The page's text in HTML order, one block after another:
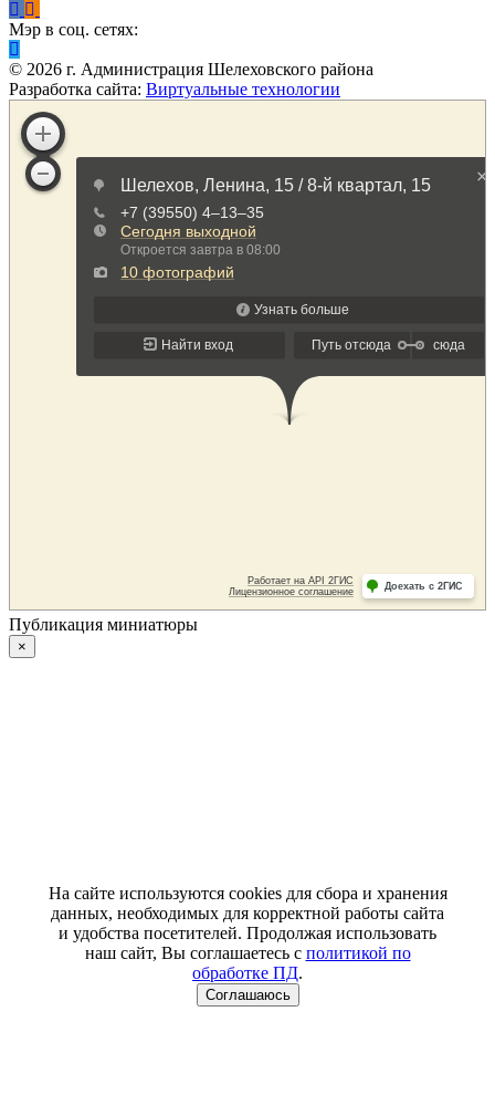
Мэр в соц. сетях:
© 2026 г. Администрация Шелеховского района
Разработка сайта: Виртуальные технологии
Публикация миниатюры
×
На сайте используются cookies для сбора и хранения
данных, необходимых для корректной работы сайта
и удобства посетителей. Продолжая использовать
наш сайт, Вы соглашаетесь с политикой по
обработке ПД.
Соглашаюсь